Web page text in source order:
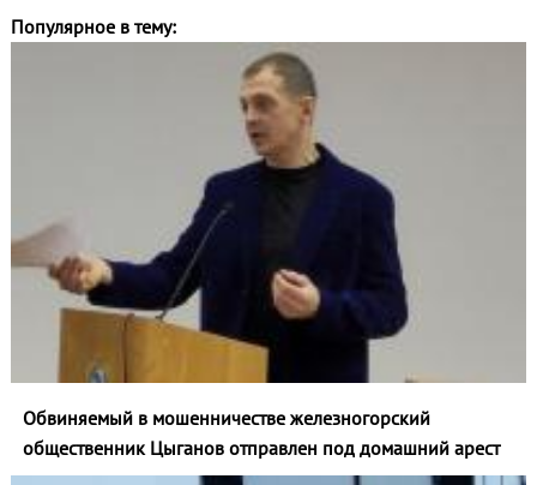
Популярное в тему:
Обвиняемый в мошенничестве железногорский
общественник Цыганов отправлен под домашний арест